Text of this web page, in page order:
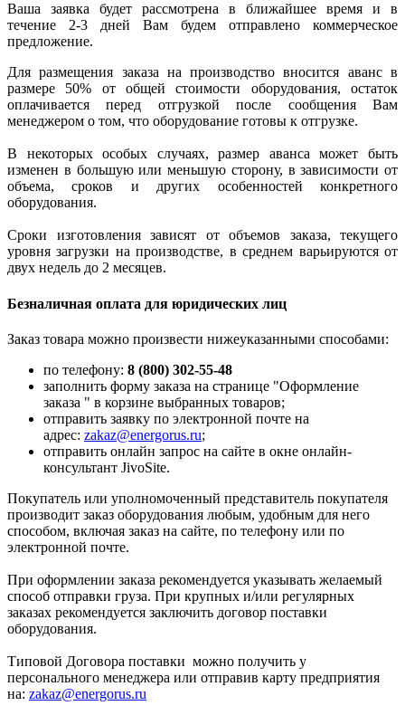
Ваша заявка будет рассмотрена в ближайшее время и в
течение 2-3 дней Вам будем отправлено коммерческое
предложение.
Для размещения заказа на производство вносится аванс в
размере 50% от общей стоимости оборудования, остаток
оплачивается перед отгрузкой после сообщения Вам
менеджером о том, что оборудование готовы к отгрузке.
В некоторых особых случаях, размер аванса может быть
изменен в большую или меньшую сторону, в зависимости от
объема, сроков и других особенностей конкретного
оборудования.
Сроки изготовления зависят от объемов заказа, текущего
уровня загрузки на производстве, в среднем варьируются от
двух недель до 2 месяцев.
Безналичная оплата для юридических лиц
Заказ товара можно произвести нижеуказанными способами:
по телефону: 8 (800) 302-55-48
заполнить форму заказа на странице "Оформление
заказа " в корзине выбранных товаров;
отправить заявку по электронной почте на
адрес: zakaz@energorus.ru;
отправить онлайн запрос на сайте в окне онлайн-
консультант JivoSite.
Покупатель или уполномоченный представитель покупателя
производит заказ оборудования любым, удобным для него
способом, включая заказ на сайте, по телефону или по
электронной почте.
При оформлении заказа рекомендуется указывать желаемый
способ отправки груза. При крупных и/или регулярных
заказах рекомендуется заключить договор поставки
оборудования.
Типовой Договора поставки можно получить у
персонального менеджера или отправив карту предприятия
на: zakaz@energorus.ru